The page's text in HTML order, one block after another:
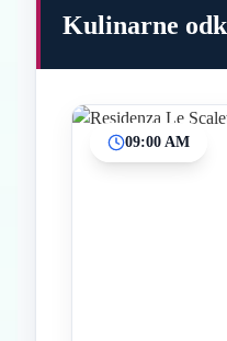
Kulinarne
09:00 AM